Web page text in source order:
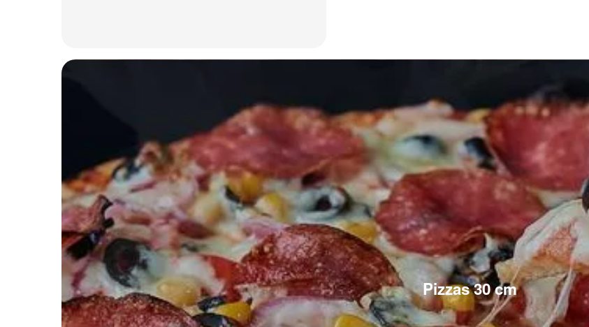
Pizzas 30 cm